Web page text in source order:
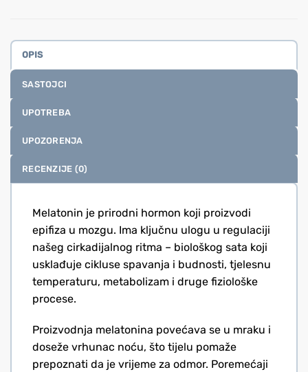
OPIS
SASTOJCI
UPOTREBA
UPOZORENJA
RECENZIJE (0)
Melatonin je prirodni hormon koji proizvodi
epifiza u mozgu. Ima ključnu ulogu u regulaciji
našeg cirkadijalnog ritma – biološkog sata koji
usklađuje cikluse spavanja i budnosti, tjelesnu
temperaturu, metabolizam i druge fiziološke
procese.
Proizvodnja melatonina povećava se u mraku i
doseže vrhunac noću, što tijelu pomaže
prepoznati da je vrijeme za odmor. Poremećaji